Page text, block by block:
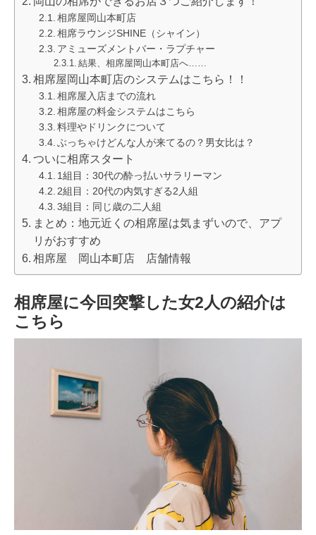
相席屋岡山本町店
相席ラウンジSHINE（シャイン）
アミューズメントバー・ラプチャー
結果、相席屋岡山本町店へ……
相席屋岡山本町店のシステムはこちら！！
相席屋入店までの流れ
相席屋の料金システムはこちら
料理やドリンクについて
ぶっちゃけどんな人が来てるの？男女比は？
ついに相席スタート
1組目：30代の酔っ払いサラリーマン
2組目：20代の内気すぎる2人組
3組目：同じ歳の二人組
まとめ：地元近くの相席屋は気まずいので、アプ
リがおすすめ
相席屋 岡山本町店 店舗情報
相席屋に今回突撃した女2人の紹介は
こちら